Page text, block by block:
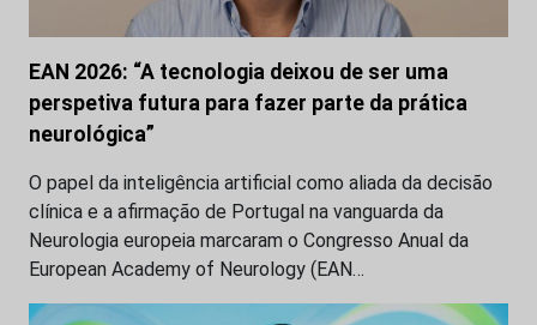
EAN 2026: “A tecnologia deixou de ser uma
perspetiva futura para fazer parte da prática
neurológica”
O papel da inteligência artificial como aliada da decisão
clínica e a afirmação de Portugal na vanguarda da
Neurologia europeia marcaram o Congresso Anual da
European Academy of Neurology (EAN…